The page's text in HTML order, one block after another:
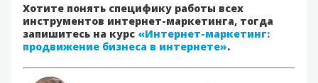
Хотите понять специфику работы всех
инструментов интернет-маркетинга, тогда
запишитесь на курс «Интернет-маркетинг:
продвижение бизнеса в интернете».